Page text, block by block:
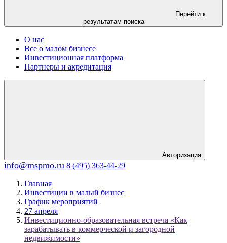
Перейти к
результатам поиска
О нас
Все о малом бизнесе
Инвестиционная платформа
Партнеры и акредитация
Авторизация
info@mspmo.ru 8 (495) 363-44-29
Главная
Инвестиции в малый бизнес
График мероприятий
27 апреля
Инвестиционно-образовательная встреча «Как
зарабатывать в коммерческой и загородной
недвижимости»